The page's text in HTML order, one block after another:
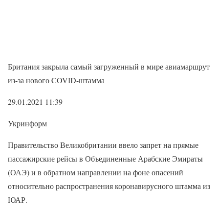
Британия закрыла самый загруженный в мире авиамаршрут
из-за нового COVID-штамма
29.01.2021 11:39
Укринформ
Правительство Великобритании ввело запрет на прямые
пассажирские рейсы в Объединенные Арабские Эмираты
(ОАЭ) и в обратном направлении на фоне опасений
относительно распространения коронавирусного штамма из
ЮАР.